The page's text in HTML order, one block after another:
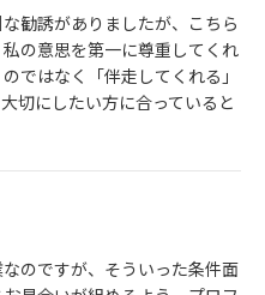
勧誘がありましたが、こちら
の意思を第一に尊重してくれ
ではなく「伴走してくれる」
切にしたい方に合っていると
のですが、そういった条件面